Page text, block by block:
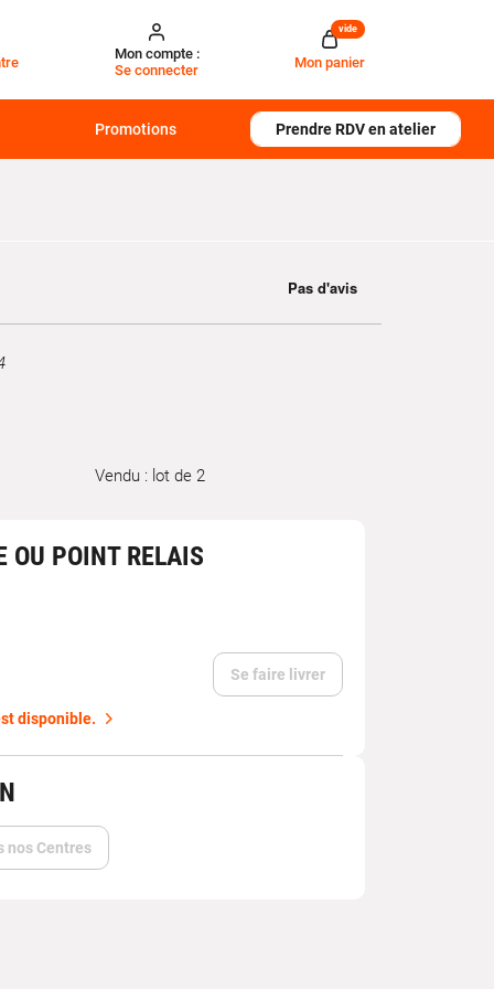
Mon compte :
Se connecter
Mon panier
vide
Promotions Prendre RDV en atelier
Vendu : lot de 2
OU POINT RELAIS
Se faire livrer
disponible.
nos Centres